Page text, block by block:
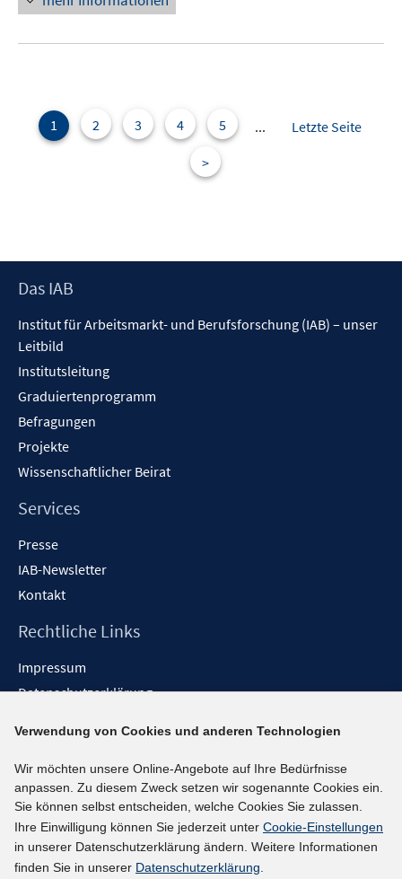
1 2 3 4 5 ...
Letzte Seite
>
Footer
Das IAB
Institut für Arbeitsmarkt- und Berufsforschung (IAB) – unser
Leitbild
Institutsleitung
Graduiertenprogramm
Befragungen
Projekte
Wissenschaftlicher Beirat
Services
Presse
IAB-Newsletter
Kontakt
Rechtliche Links
Impressum
Datenschutzerklärung
Barrieren melden
Social-Media-Kanäle
BlueSky
YouTube
LinkedIn
Verwendung von Cookies und anderen Technologien
Wir möchten unsere Online-Angebote auf Ihre Bedürfnisse
anpassen. Zu diesem Zweck setzen wir sogenannte Cookies ein.
Sie können selbst entscheiden, welche Cookies Sie zulassen.
Ihre Einwilligung können Sie jederzeit unter Cookie-Einstellungen
in unserer Datenschutzerklärung ändern. Weitere Informationen
finden Sie in unserer Datenschutzerklärung.